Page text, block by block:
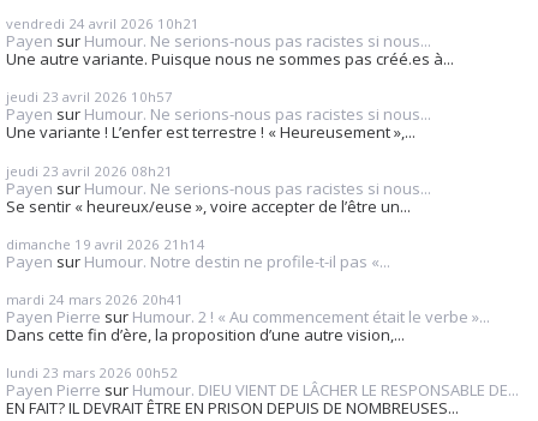
vendredi 24 avril 2026 10h21
Payen sur Humour. Ne serions-nous pas racistes si nous...
Une autre variante. Puisque nous ne sommes pas créé.es à...
jeudi 23 avril 2026 10h57
Payen sur Humour. Ne serions-nous pas racistes si nous...
Une variante ! L’enfer est terrestre ! « Heureusement »,...
jeudi 23 avril 2026 08h21
Payen sur Humour. Ne serions-nous pas racistes si nous...
Se sentir « heureux/euse », voire accepter de l’être un...
dimanche 19 avril 2026 21h14
Payen sur Humour. Notre destin ne profile-t-il pas «...
mardi 24 mars 2026 20h41
Payen Pierre sur Humour. 2 ! « Au commencement était le verbe »...
Dans cette fin d’ère, la proposition d’une autre vision,...
lundi 23 mars 2026 00h52
Payen Pierre sur Humour. DIEU VIENT DE LÂCHER LE RESPONSABLE DE...
EN FAIT? IL DEVRAIT ÊTRE EN PRISON DEPUIS DE NOMBREUSES...